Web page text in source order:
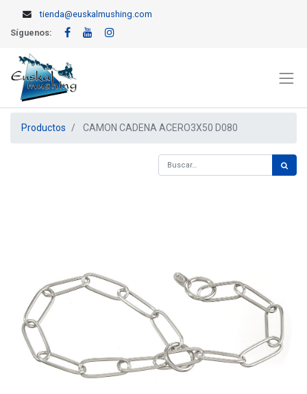
tienda@euskalmushing.com
Síguenos:
Productos CAMON CADENA ACERO3X50 D080